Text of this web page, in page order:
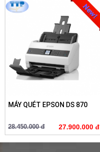
MÁY QUÉT EPSON DS 870
28.450.000 đ 27.900.000 đ